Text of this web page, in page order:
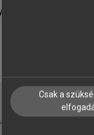
KÖNYVTÁROSOKNAK
Csak a